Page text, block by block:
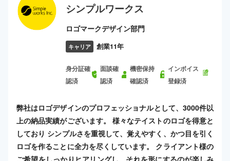
シンプルワークス
ロゴマークデザイン部門
キャリア 創業11年
身分証確
認済
面談確
認済
機密保持
確認済
インボイス
登録済
弊社はロゴデザインのプロフェッショナルとして、3000件以
上の納品実績がございます。 様々なテイストのロゴを得意と
しており シンプルさを重視して、覚えやすく、かつ目を引く
ロゴを作ることに全力を尽くしています。 クライアント様の
ご希望をしっかりヒアリングし、それを形にするのが楽しみ